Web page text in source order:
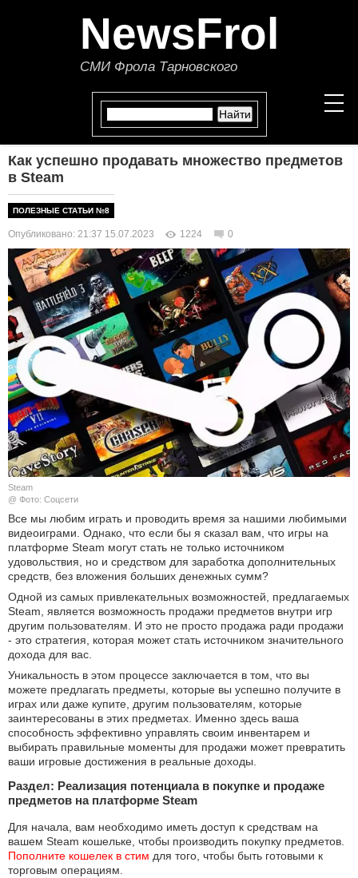
NewsFrol
СМИ Фрола Тарновского
ПОЛИТИКА
ЭКОНОМИКА
В МИРЕ
ОБЩЕСТВО
КУЛЬТУРА
НАУКА
СПОРТ
АВТО И МОТО
ЭГОИЗМ
Как успешно продавать множество предметов
в Steam
ПОЛЕЗНЫЕ СТАТЬИ №8
Опубликовано: 21:37 15.07.2023 1224 0
Steam
@ Фото: Соцсети
Все мы любим играть и проводить время за нашими любимыми
видеоиграми. Однако, что если бы я сказал вам, что игры на
платформе Steam могут стать не только источником
удовольствия, но и средством для заработка дополнительных
средств, без вложения больших денежных сумм?
Одной из самых привлекательных возможностей, предлагаемых
Steam, является возможность продажи предметов внутри игр
другим пользователям. И это не просто продажа ради продажи
- это стратегия, которая может стать источником значительного
дохода для вас.
Уникальность в этом процессе заключается в том, что вы
можете предлагать предметы, которые вы успешно получите в
играх или даже купите, другим пользователям, которые
заинтересованы в этих предметах. Именно здесь ваша
способность эффективно управлять своим инвентарем и
выбирать правильные моменты для продажи может превратить
ваши игровые достижения в реальные доходы.
Раздел: Реализация потенциала в покупке и продаже
предметов на платформе Steam
Для начала, вам необходимо иметь доступ к средствам на
вашем Steam кошельке, чтобы производить покупку предметов.
Пополните кошелек в стим для того, чтобы быть готовыми к
торговым операциям.